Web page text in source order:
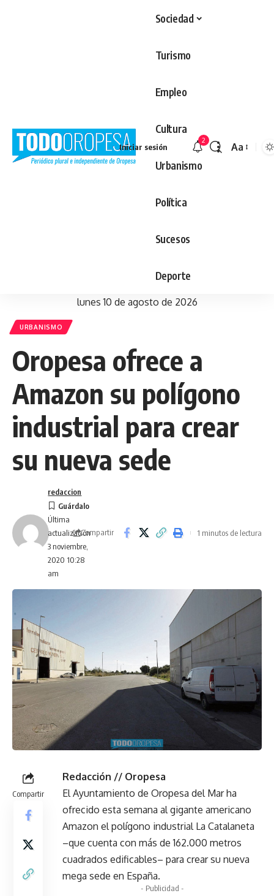
Sociedad
Turismo
Empleo
Cultura
Urbanismo
Política
Sucesos
Deporte
Iniciar sesión
2
Aa
lunes 10 de agosto de 2026
URBANISMO
Oropesa ofrece a
Amazon su polígono
industrial para crear
su nueva sede
Última
actualización
3 noviembre,
2020 10:28
am
redaccion
Compartir 1 minutos de lectura
Compartir
Redacción // Oropesa
El Ayuntamiento de Oropesa del Mar ha
ofrecido esta semana al gigante americano
Amazon el polígono industrial La Catalaneta
–que cuenta con más de 162.000 metros
cuadrados edificables– para crear su nueva
mega sede en España.
- Publicidad -